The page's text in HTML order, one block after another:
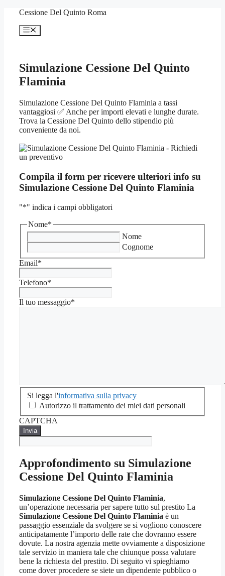
contenuto
Cessione Del Quinto Roma
Menu
Simulazione Cessione Del Quinto
Flaminia
Simulazione Cessione Del Quinto Flaminia a tassi
vantaggiosi ✅ Anche per importi elevati e lunghe durate.
Trova la Cessione Del Quinto dello stipendio più
conveniente da noi.
Compila il form per ricevere ulteriori info su
Simulazione Cessione Del Quinto Flaminia
"*" indica i campi obbligatori
Nome*
Nome
Cognome
Email*
Telefono*
Il tuo messaggio*
Si
legga
sulla
privacy
Si legga l'informativa sulla privacy
Autorizzo il trattamento dei miei dati personali
CAPTCHA
Approfondimento su Simulazione
Cessione Del Quinto Flaminia
Simulazione Cessione Del Quinto Flaminia,
un’operazione necessaria per sapere tutto sul prestito La
Simulazione Cessione Del Quinto Flaminia è un
passaggio essenziale da svolgere se si vogliono conoscere
anticipatamente l’importo delle rate che dovranno essere
dovute. La nostra agenzia mette ovviamente a disposizione
tale servizio in maniera tale che chiunque possa valutare
bene la richiesta del prestito. Di seguito vi spieghiamo
come dover procedere se siete un dipendente pubblico o